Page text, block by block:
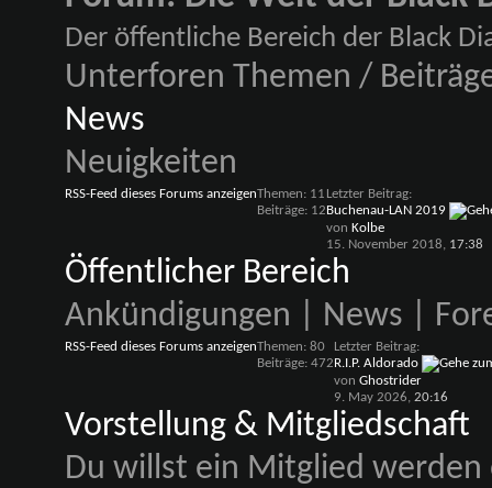
Der öffentliche Bereich der Black
Unterforen Themen /
News
Neuigkeiten
RSS-Feed dieses Forums anzeigenThemen: 11
Beiträge: 12
Letzter Beitrag:
Buchenau-LAN 2019
von Kolbe
15. November 2018, 17:38
Öffentlicher Bereich
Ankündigungen | News |
RSS-Feed dieses Forums anzeigenThemen: 80
Beiträge: 472
Letzter Beitrag:
R.I.P. Aldorado
von Ghostrider
9. May 2026, 20:16
Vorstellung & Mitgliedschaft
Du willst ein Mitglied werden